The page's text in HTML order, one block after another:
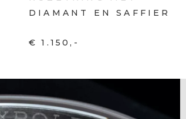
DIAMANT EN SAFFIER
€ 1.150,-